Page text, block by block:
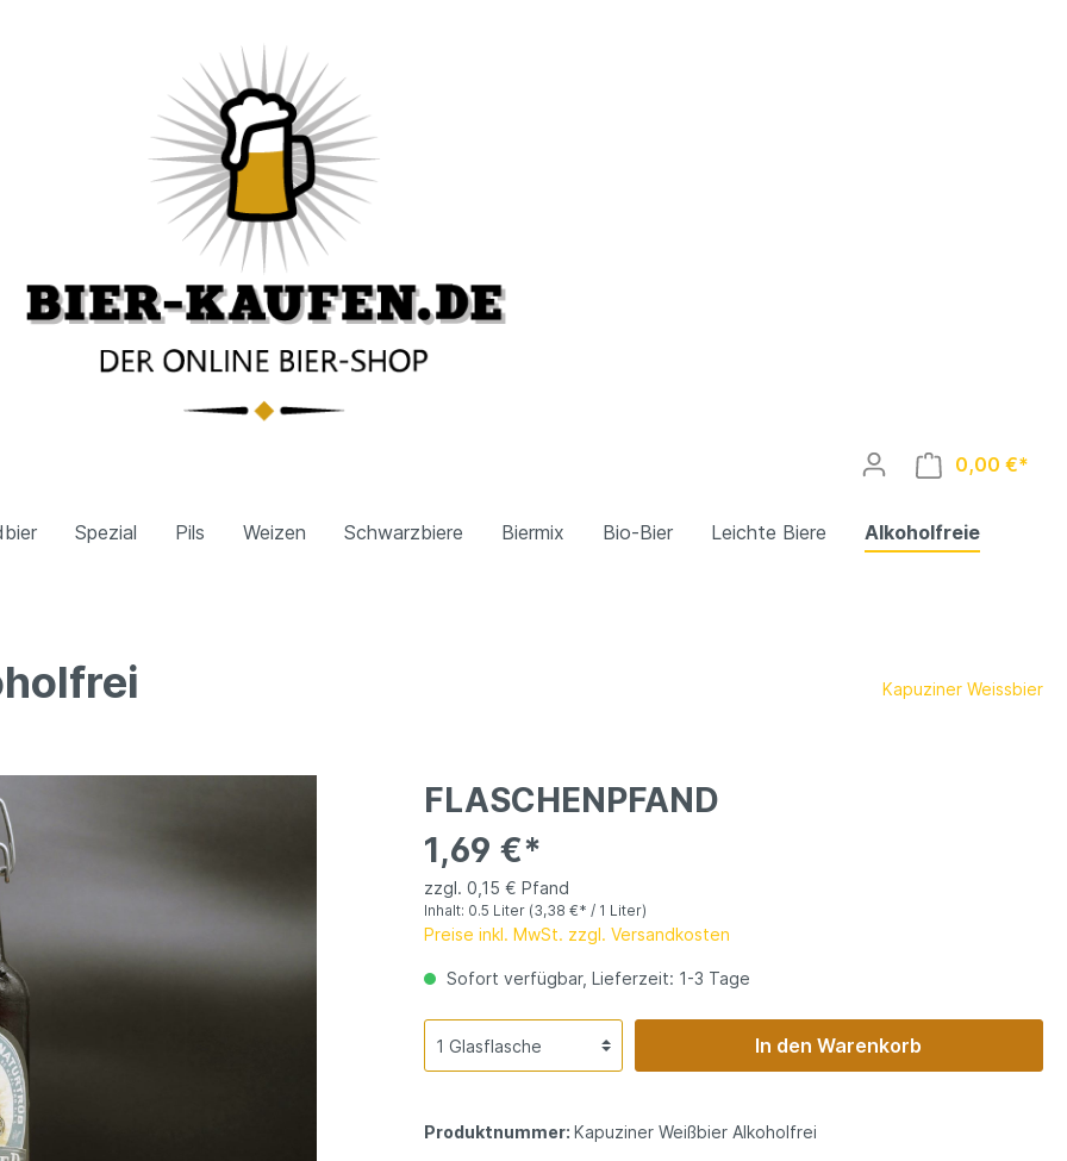
0,00 €*
Spezial Pils Weizen Schwarzbiere Biermix Bio-Bier Leichte Biere Alkoholfreie
Weizen Kapuziner Weissbier
FLASCHENPFAND
1,69 €*
zzgl. 0,15 € Pfand
Inhalt: 0.5 Liter (3,38 €* / 1 Liter)
Preise inkl. MwSt. zzgl. Versandkosten
Sofort verfügbar, Lieferzeit: 1-3 Tage
In den Warenkorb
Produktnummer: Kapuziner Weißbier Alkoholfrei